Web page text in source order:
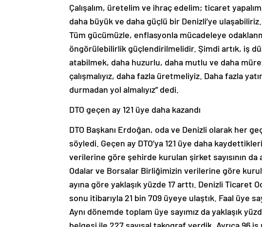
Çalışalım, üretelim ve ihraç edelim; ticaret
daha büyük ve daha güçlü bir Denizli’ye
Tüm gücümüzle, enflasyonla mücadeleye
öngörülebilirlik güçlendirilmelidir. Şimdi artık, iş
atabilmek, daha huzurlu, daha mutlu ve daha
çalışmalıyız, daha fazla üretmeliyiz. Daha fazla
durmadan yol almalıyız” dedi.
DTO geçen ay 121 üye daha kazandı
DTO Başkanı Erdoğan, oda ve Denizli olarak her
söyledi. Geçen ay DTO’ya 121 üye daha
verilerine göre şehirde kurulan şirket sayısının da
Odalar ve Borsalar Birliğimizin verilerine göre
ayına göre yaklaşık yüzde 17 arttı. Denizli Ticaret
sonu itibarıyla 21 bin 709 üyeye ulaştık. Faal üye
Aynı dönemde toplam üye sayımız da yaklaşık